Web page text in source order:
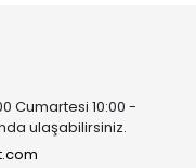
Cumartesi 10:00 -
ulaşabilirsiniz.